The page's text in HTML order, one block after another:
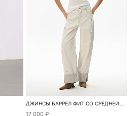
ДЖИНСЫ БАРРЕЛ ФИТ СО СРЕДНЕЙ ПОСАДКОЙ
17 000 ₽